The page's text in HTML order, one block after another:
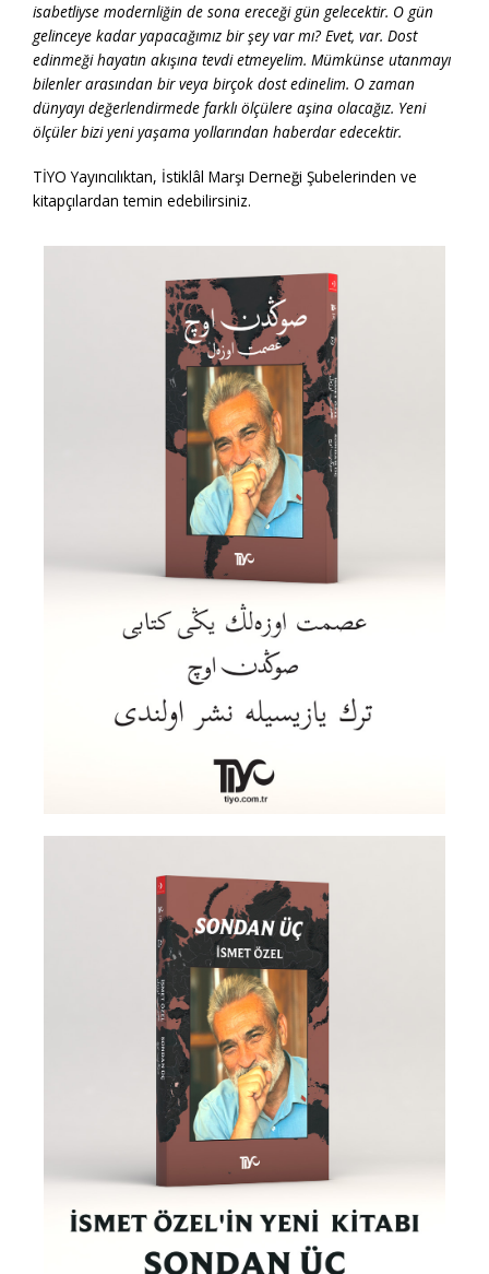
isabetliyse modernliğin de sona ereceği gün gelecektir. O gün
gelinceye kadar yapacağımız bir şey var mı? Evet, var. Dost
edinmeği hayatın akışına tevdi etmeyelim. Mümkünse utanmayı
bilenler arasından bir veya birçok dost edinelim. O zaman
dünyayı değerlendirmede farklı ölçülere aşina olacağız. Yeni
ölçüler bizi yeni yaşama yollarından haberdar edecektir.
TİYO Yayıncılıktan, İstiklâl Marşı Derneği Şubelerinden ve
kitapçılardan temin edebilirsiniz.